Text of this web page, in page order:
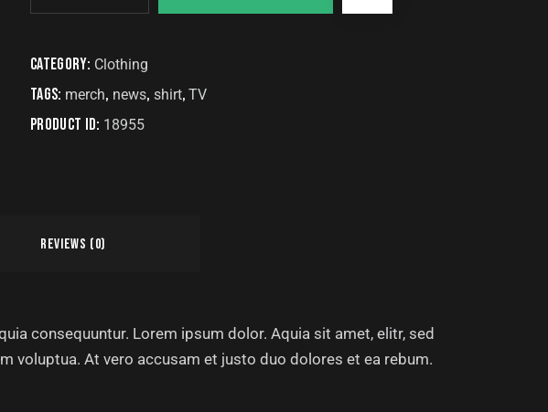
Category: Clothing
Tags: merch, news, shirt,TV
Product ID: 18955
REVIEWS (0)
consequuntur. Lorem ipsum dolor. Aquia sit amet, elitr, sed
voluptua. At vero accusam et justo duo dolores et ea rebum.